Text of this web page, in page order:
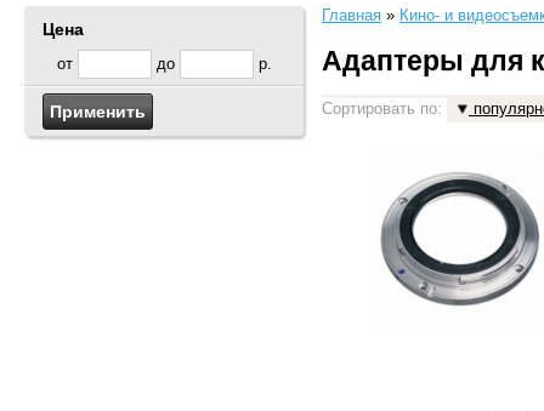
Цена
от до р.
Главная » Кино- и
Адаптеры для
Сортировать по: